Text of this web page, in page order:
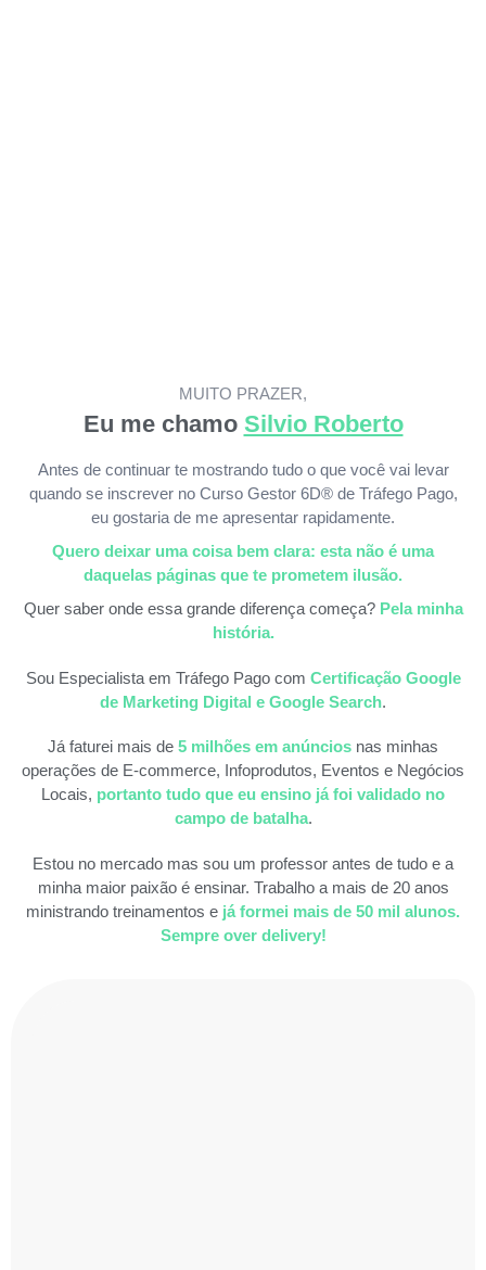
MUITO PRAZER,
Eu me chamo Silvio Roberto
Antes de continuar te mostrando tudo o que você vai levar
quando se inscrever no Curso Gestor 6D® de Tráfego Pago,
eu gostaria de me apresentar rapidamente.
Quero deixar uma coisa bem clara: esta não é uma
daquelas páginas que te prometem ilusão.
Quer saber onde essa grande diferença começa? Pela minha
história.
Sou Especialista em Tráfego Pago com Certificação Google
de Marketing Digital e Google Search.
Já faturei mais de 5 milhões em anúncios nas minhas
operações de E-commerce, Infoprodutos, Eventos e Negócios
Locais, portanto tudo que eu ensino já foi validado no
campo de batalha.
Estou no mercado mas sou um professor antes de tudo e a
minha maior paixão é ensinar. Trabalho a mais de 20 anos
ministrando treinamentos e já formei mais de 50 mil alunos.
Sempre over delivery!